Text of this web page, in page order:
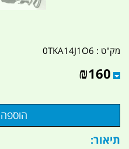
מק"ט : 0TKA14J1O6
₪160
תיאור: